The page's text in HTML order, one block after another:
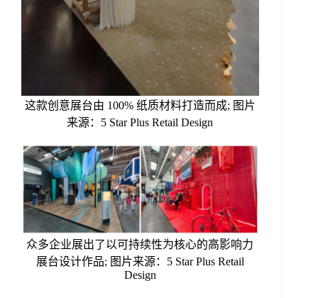
这款创意展台由 100% 纸质材料打造而成; 图片
来源：5 Star Plus Retail Design
众多企业展出了以可持续性为核心的高影响力
展台设计作品; 图片来源：5 Star Plus Retail
Design